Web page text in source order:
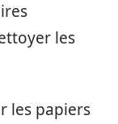
les
les papiers